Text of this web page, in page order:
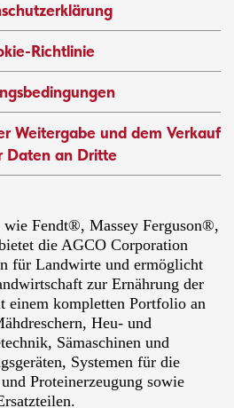
Richtlinie
Weitergabe und dem Verkauf
Daten an Dritte
Fendt®, Massey Ferguson®,
die AGCO Corporation
für Landwirte und ermöglicht
zur Ernährung der
einem kompletten Portfolio an
Heu- und
Sämaschinen und
Systemen für die
Proteinerzeugung sowie